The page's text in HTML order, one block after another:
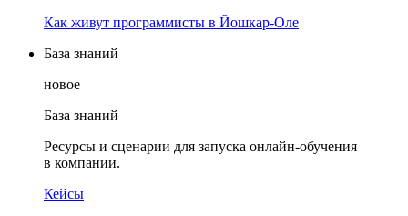
Как живут программисты в Йошкар‑Оле
База знаний
новое
База знаний
Ресурсы и сценарии для запуска онлайн-обучения
в компании.
Кейсы